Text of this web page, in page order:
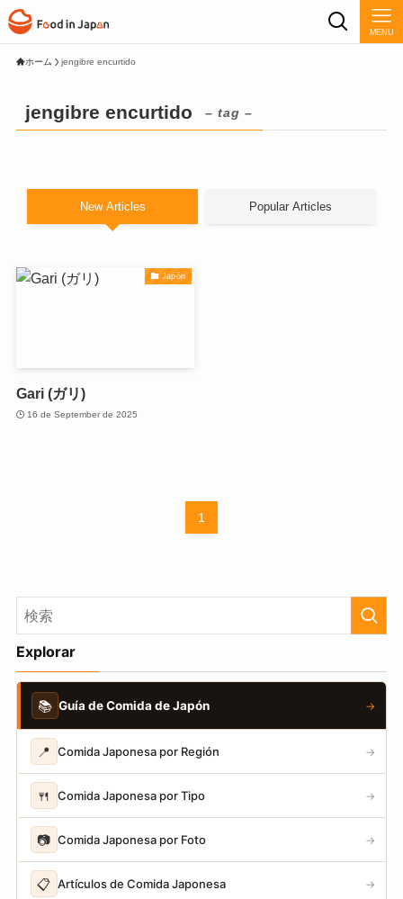
MENU
ホーム jengibre encurtido
jengibre encurtido – tag –
New Articles Popular Articles
Japón
Gari (ガリ)
16 de September de 2025
1
Explorar
📚 Guía de Comida de Japón →
📍 Comida Japonesa por Región →
🍴 Comida Japonesa por Tipo →
📷 Comida Japonesa por Foto →
📋 Artículos de Comida Japonesa →